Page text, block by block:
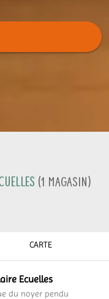
(1 Magasin)
CARTE
Ecuelles
du noyer pendu